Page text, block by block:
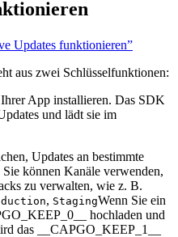
Updates funktionieren”
aus zwei Schlüsselfunktionen:
App installieren. Das SDK
und lädt sie im
Updates an bestimmte
können Kanäle verwenden,
zu verwalten, wie z. B.
, StagingWenn Sie ein
hochladen und
das __CAPGO_KEEP_1__